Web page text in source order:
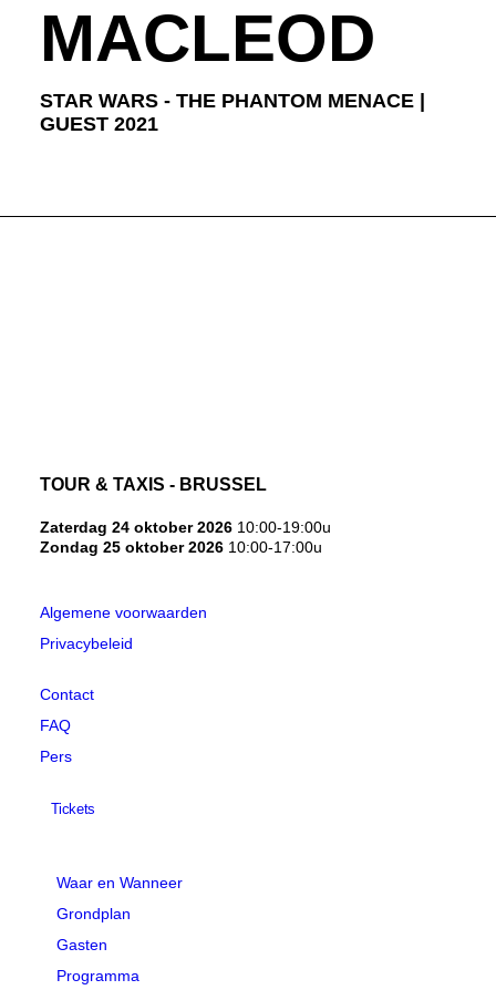
MACLEOD
STAR WARS - THE PHANTOM MENACE |
GUEST 2021
TOUR & TAXIS - BRUSSEL
Zaterdag 24 oktober 2026 10:00-19:00u
Zondag 25 oktober 2026 10:00-17:00u
Algemene voorwaarden
Privacybeleid
Contact
FAQ
Pers
Tickets
Waar en Wanneer
Grondplan
Gasten
Programma